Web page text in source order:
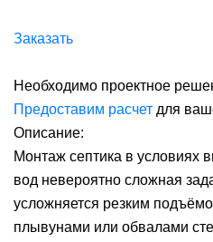
Заказать
Необходимо проектное
Предоставим расчет для
Описание:
Монтаж септика в условиях
вод невероятно сложная
усложняется резким
плывунами или обвалами